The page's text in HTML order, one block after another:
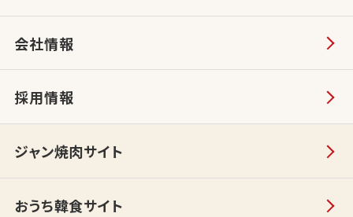
会社情報
採用情報
ジャン焼肉サイト
おうち韓食サイト